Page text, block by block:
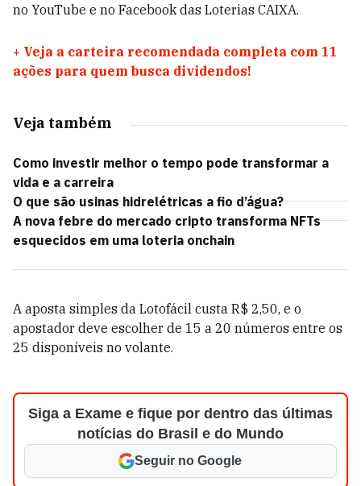
no YouTube e no Facebookdas Loterias CAIXA.
+ Veja a carteira recomendada completa com 11
ações para quem busca dividendos!
Veja também
Como investir melhor o tempo pode transformar a
vida e a carreira
O que são usinas hidrelétricas a fio d’água?
A nova febre do mercado cripto transforma NFTs
esquecidos em uma loteria onchain
A aposta simples da Lotofácil custa R$ 2,50, e o
apostador deve escolher de 15 a 20 números entre os
25 disponíveis no volante.
Siga a Exame e fique por dentro das últimas
notícias do Brasil e do Mundo
Seguir no Google